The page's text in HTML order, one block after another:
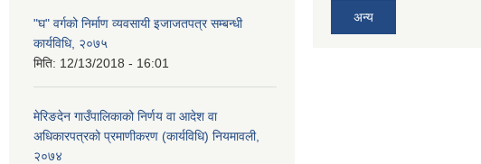
"घ" वर्गको निर्माण व्यवसायी इजाजतपत्र सम्बन्धी
कार्यविधि, २०७५
मिति: 12/13/2018 - 16:01
मेरिङदेन गाउँपालिकाको निर्णय वा आदेश वा
अधिकारपत्रको प्रमाणीकरण (कार्यविधि) नियमावली,
२०७४
अन्य